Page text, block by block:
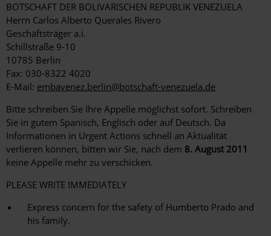
BOTSCHAFT DER BOLIVARISCHEN REPUBLIK VENEZUELA
Herrn Carlos Alberto Querales Rivero
Geschäftsträger a.i.
Schillstraße 9-10
10785 Berlin
Fax: 030-8322 4020
E-Mail: embavenez.berlin@botschaft-venezuela.de
Bitte schreiben Sie Ihre Appelle möglichst sofort. Schreiben
Sie in gutem Spanisch, Englisch oder auf Deutsch. Da
Informationen in Urgent Actions schnell an Aktualität
verlieren können, bitten wir Sie, nach dem 8. August 2011
keine Appelle mehr zu verschicken.
PLEASE WRITE IMMEDIATELY
Express concern for the safety of Humberto Prado and
his family.